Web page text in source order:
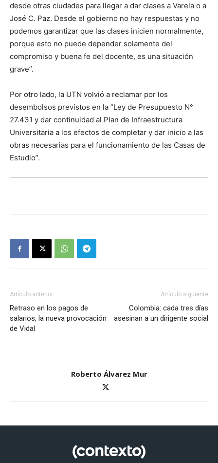
desde otras ciudades para llegar a dar clases a Varela o a
José C. Paz. Desde el gobierno no hay respuestas y no
podemos garantizar que las clases inicien normalmente,
porque esto no puede depender solamente del
compromiso y buena fe del docente, es una situación
grave”.
Por otro lado, la UTN volvió a reclamar por los
desembolsos previstos en la “Ley de Presupuesto N°
27.431 y dar continuidad al Plan de Infraestructura
Universitaria a los efectos de completar y dar inicio a las
obras necesarias para el funcionamiento de las Casas de
Estudio”.
Artículo anterior
Retraso en los pagos de
salarios, la nueva provocación
de Vidal
Artículo siguiente
Colombia: cada tres días
asesinan a un dirigente social
Roberto Álvarez Mur